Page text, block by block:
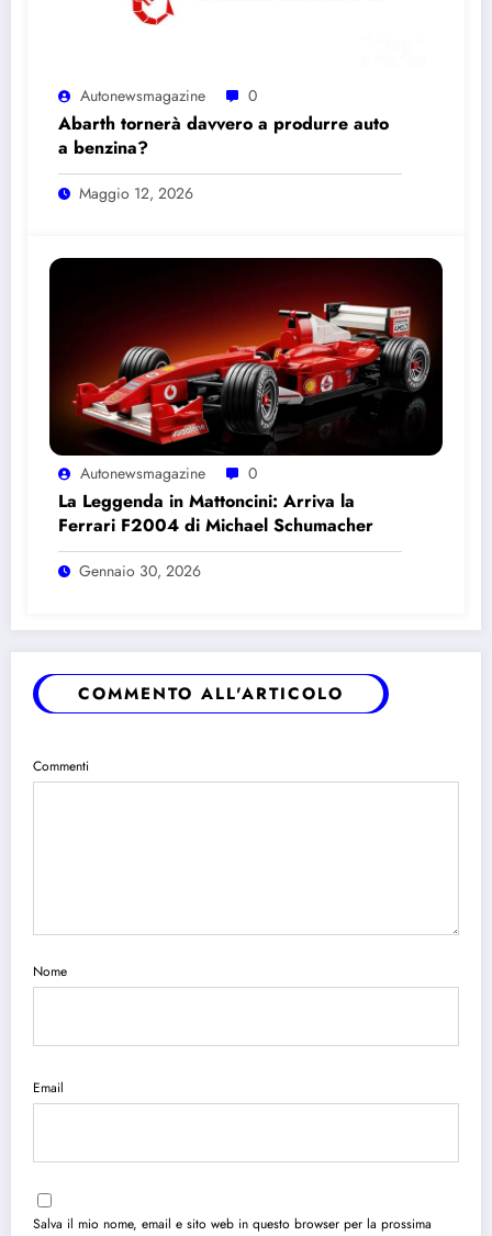
Autonewsmagazine 0
Abarth tornerà davvero a produrre auto
a benzina?
Maggio 12, 2026
Autonewsmagazine 0
La Leggenda in Mattoncini: Arriva la
Ferrari F2004 di Michael Schumacher
Gennaio 30, 2026
COMMENTO ALL'ARTICOLO
Commenti
Nome
Email
Salva il mio nome, email e sito web in questo browser per la prossima